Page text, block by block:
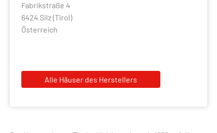
Fabrikstraße 4
6424 Silz (Tirol)
Österreich
Alle Häuser des Herstellers